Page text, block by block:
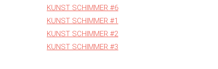
KUNST SCHIMMER #6
KUNST SCHIMMER #1
KUNST SCHIMMER #2
KUNST SCHIMMER #3